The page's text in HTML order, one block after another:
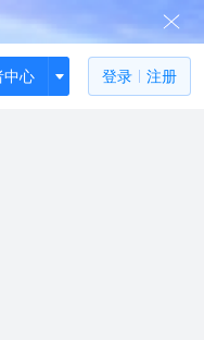
中心 登录 注册